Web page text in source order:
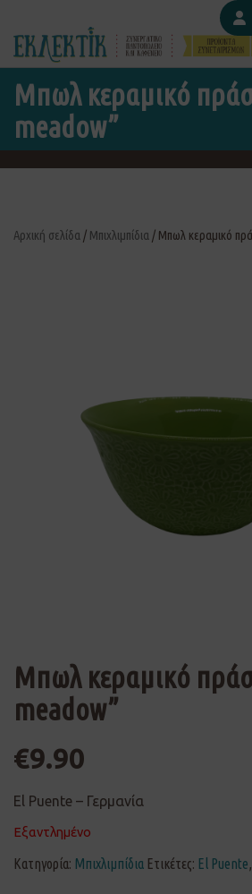
Μπωλ κεραμικό
meadow”
Αρχική σελίδα / Μπιχλιμπίδια / Μπωλ κεραμικό
Μπωλ κεραμικό
meadow”
€9.90
El Puente – Γερμανία
Εξαντλημένο
Κατηγορία: Μπιχλιμπίδια Ετικέτες: El Puente,